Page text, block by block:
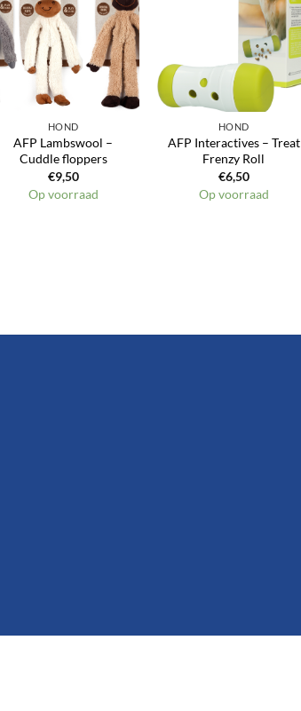
Toevoegen
aan
verlanglijst
HOND
AFP Lambswool –
Cuddle floppers
€9,50
Op voorraad
Toevoegen
aan
verlanglijst
HOND
AFP Interactives – Treat
Frenzy Roll
€6,50
Op voorraad